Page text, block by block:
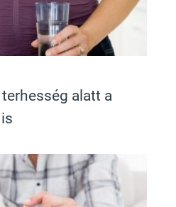
alatt a